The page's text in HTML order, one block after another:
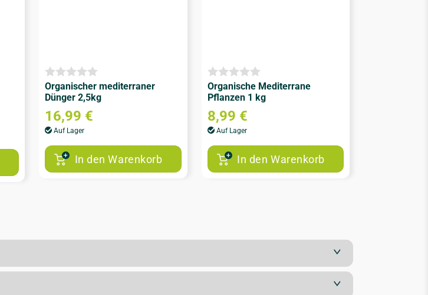
Organischer mediterraner
Dünger 2,5kg
16,99 €
Auf Lager
In den Warenkorb
Organische Mediterrane
Pflanzen 1 kg
8,99 €
Auf Lager
In den Warenkorb